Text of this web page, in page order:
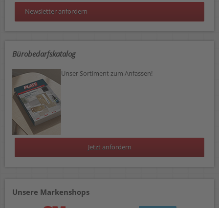
Newsletter anfordern
Bürobedarfskatalog
Unser Sortiment zum Anfassen!
Jetzt anfordern
Unsere Markenshops